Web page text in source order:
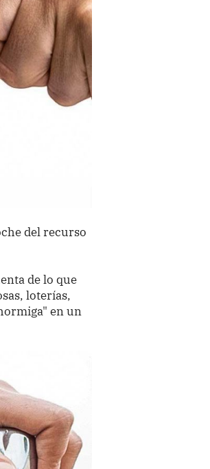
del recurso
de lo que
loterías,
en un